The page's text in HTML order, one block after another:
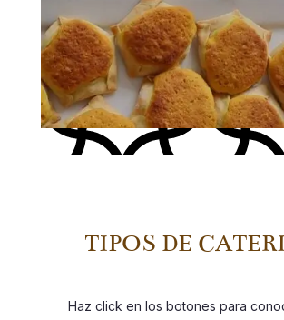
TIPOS DE
Haz click en los botones para